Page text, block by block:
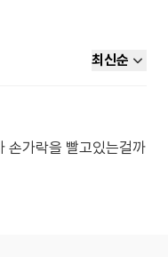
최신순
손가락을 빨고있는걸까